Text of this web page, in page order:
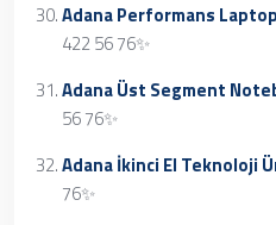
Adana Performans
422 56 76✨
Adana Üst Segment
56 76✨
Adana İkinci El Teknoloji
76✨